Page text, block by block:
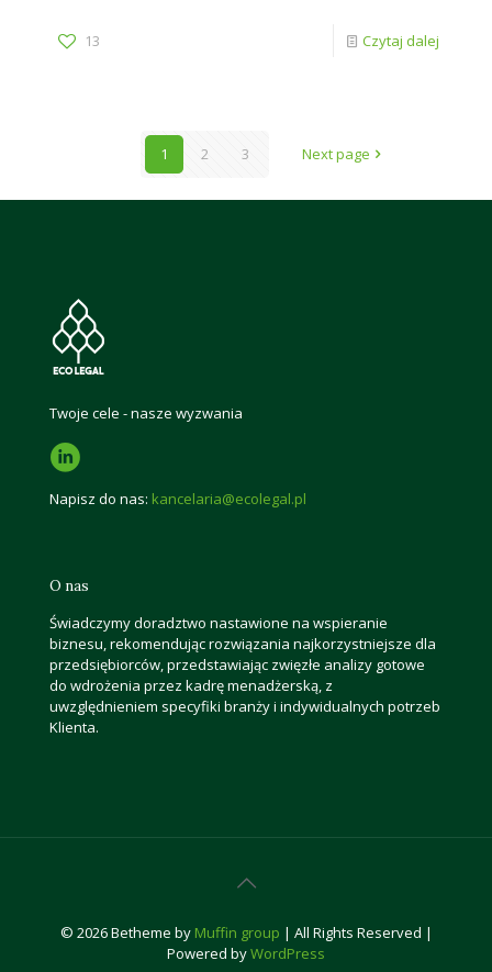
13 Czytaj dalej
1 2 3 Next page
Twoje cele - nasze wyzwania
Napisz do nas: kancelaria@ecolegal.pl
O nas
Świadczymy doradztwo nastawione na wspieranie
biznesu, rekomendując rozwiązania najkorzystniejsze dla
przedsiębiorców, przedstawiając zwięzłe analizy gotowe
do wdrożenia przez kadrę menadżerską, z
uwzględnieniem specyfiki branży i indywidualnych potrzeb
Klienta.
© 2026 Betheme by Muffin group | All Rights Reserved |
Powered byWordPress